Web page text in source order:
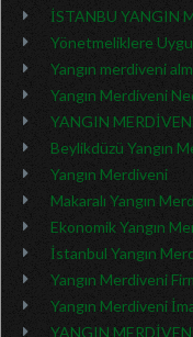
İSTANBU YANGIN
Yönetmeliklere
Yangın merdiveni
Yangın Merdiveni
YANGIN
Beylikdüzü Yangın
Yangın Merdiveni
Makaralı Yangın
Ekonomik Yangın
İstanbul Yangın
Yangın Merdiveni
Yangın Merdiveni
YANGIN